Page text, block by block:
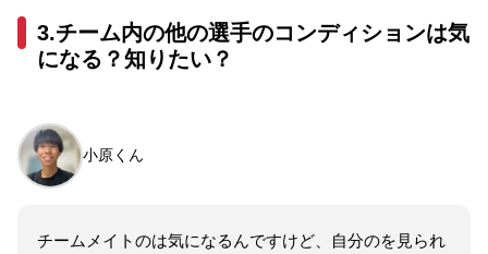
3.チーム内の他の選手のコンディションは気
になる？知りたい？
チームメイトのは気になるんですけど、自分のを見られ
小原くん